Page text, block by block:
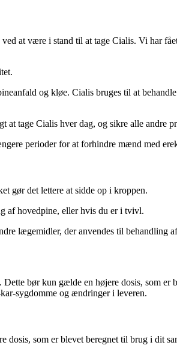
at være i stand til at tage Cialis. Vi har
og kløe. Cialis bruges til at
tage Cialis hver dag, og sikre alle andre
perioder for at forhindre mænd med
gør det lettere at sidde op i kroppen.
af hovedpine, eller hvis du er i tvivl.
lægemidler, der anvendes til behandling
bør kun gælde en højere dosis, som er
sygdomme og ændringer i leveren.
som er blevet beregnet til brug i dit